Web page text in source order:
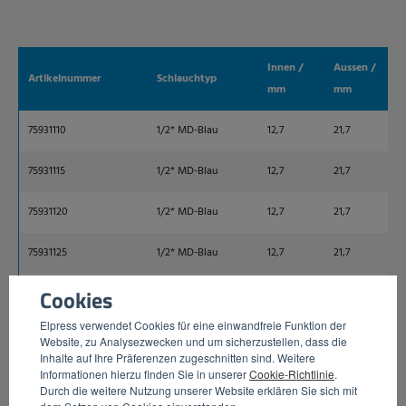
Cookies
Elpress verwendet Cookies für eine einwandfreie Funktion der
Website, zu Analysezwecken und um sicherzustellen, dass die
Inhalte auf Ihre Präferenzen zugeschnitten sind. Weitere
Informationen hierzu finden Sie in unsererCookie-Richtlinie.
Durch die weitere Nutzung unserer Website erklären Sie sich mit
Artikelnummer Schlauchtyp
Innen /
mm
Aussen /
mm
75931110 1/2* MD-Blau 12,7 21,7
75931115 1/2* MD-Blau 12,7 21,7
75931120 1/2* MD-Blau 12,7 21,7
75931125 1/2* MD-Blau 12,7 21,7
75931130
75934110 3/8* MD-Blau 9,5